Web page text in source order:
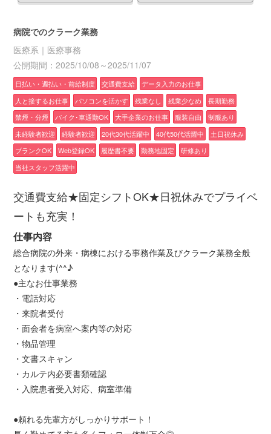
病院でのクラーク業務
医療系｜医療事務
公開期間：2025/10/08～2025/11/07
日払い・週払い・前給制度 交通費支給
データ入力のお仕事
人と接するお仕事
パソコンを活かす 残業なし 残業少なめ
長期勤務
禁煙・分煙
バイク･車通勤OK 大手企業のお仕事 服装自由
制服あり
未経験者歓迎
経験者歓迎 20代30代活躍中 40代50代活躍中
土日祝休み
ブランクOK
Web登録OK 履歴書不要 勤務地固定
研修あり
当社スタッフ活躍中
交通費支給★固定シフトOK★日祝休みでプライベ
ートも充実！
仕事内容
総合病院の外来・病棟における事務作業及びクラーク業務全般
となります(^^♪
●主なお仕事業務
・電話対応
・来院者受付
・面会者を病室へ案内等の対応
・物品管理
・文書スキャン
・カルテ内必要書類確認
・入院患者受入対応、病室準備
●頼れる先輩方がしっかりサポート！